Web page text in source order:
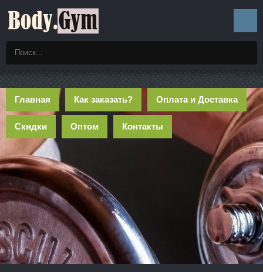
Главная Как заказать? Оплата и Доставка
Скидки Оптом Контакты